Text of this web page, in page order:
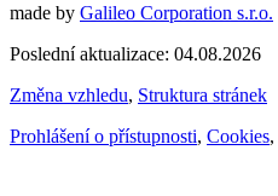
made by Galileo Corporation s.r.o.
Poslední aktualizace: 04.08.2026
Změna vzhledu, Struktura stránek
Prohlášení o přístupnosti, Cookies,